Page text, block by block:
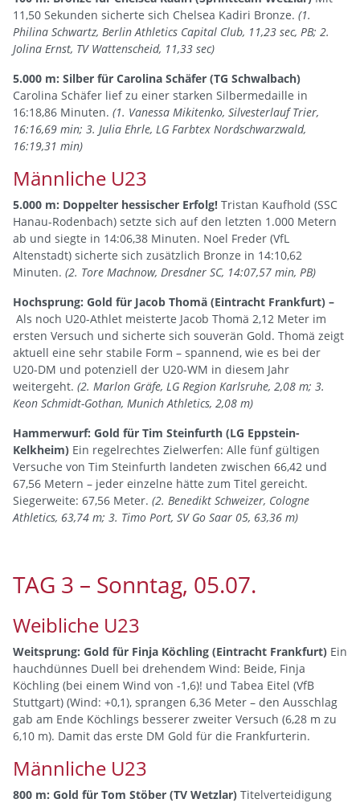
11,50 Sekunden sicherte sich Chelsea Kadiri Bronze. (1.
Philina Schwartz, Berlin Athletics Capital Club, 11,23 sec, PB; 2.
Jolina Ernst, TV Wattenscheid, 11,33 sec)
5.000 m: Silber für Carolina Schäfer (TG Schwalbach)
Carolina Schäfer lief zu einer starken Silbermedaille in
16:18,86 Minuten. (1. Vanessa Mikitenko, Silvesterlauf Trier,
16:16,69 min; 3. Julia Ehrle, LG Farbtex Nordschwarzwald,
16:19,31 min)
Männliche U23
5.000 m: Doppelter hessischer Erfolg! Tristan Kaufhold (SSC
Hanau-Rodenbach) setzte sich auf den letzten 1.000 Metern
ab und siegte in 14:06,38 Minuten. Noel Freder (VfL
Altenstadt) sicherte sich zusätzlich Bronze in 14:10,62
Minuten. (2. Tore Machnow, Dresdner SC, 14:07,57 min, PB)
Hochsprung: Gold für Jacob Thomä (Eintracht Frankfurt) –
Als noch U20-Athlet meisterte Jacob Thomä 2,12 Meter im
ersten Versuch und sicherte sich souverän Gold. Thomä zeigt
aktuell eine sehr stabile Form – spannend, wie es bei der
U20-DM und potenziell der U20-WM in diesem Jahr
weitergeht. (2. Marlon Gräfe, LG Region Karlsruhe, 2,08 m; 3.
Keon Schmidt-Gothan, Munich Athletics, 2,08 m)
Hammerwurf: Gold für Tim Steinfurth (LG Eppstein-
Kelkheim) Ein regelrechtes Zielwerfen: Alle fünf gültigen
Versuche von Tim Steinfurth landeten zwischen 66,42 und
67,56 Metern – jeder einzelne hätte zum Titel gereicht.
Siegerweite: 67,56 Meter. (2. Benedikt Schweizer, Cologne
Athletics, 63,74 m; 3. Timo Port, SV Go Saar 05, 63,36 m)
TAG 3 – Sonntag, 05.07.
Weibliche U23
Weitsprung: Gold für Finja Köchling (Eintracht Frankfurt) Ein
hauchdünnes Duell bei drehendem Wind: Beide, Finja
Köchling (bei einem Wind von -1,6)! und Tabea Eitel (VfB
Stuttgart) (Wind: +0,1), sprangen 6,36 Meter – den Ausschlag
gab am Ende Köchlings besserer zweiter Versuch (6,28 m zu
6,10 m). Damit das erste DM Gold für die Frankfurterin.
Männliche U23
800 m: Gold für Tom Stöber (TV Wetzlar) Titelverteidigung